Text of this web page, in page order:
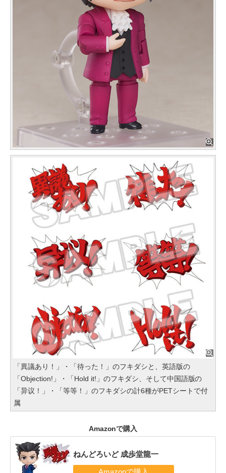
「異議あり！」・「待った！」のフキダシと、英語版の
「Objection!」・「Hold it!」のフキダシ、そして中国語版の
「异议！」・「等等！」のフキダシの計6種がPETシートで付
属
Amazonで購入
ねんどろいど 成歩堂龍一